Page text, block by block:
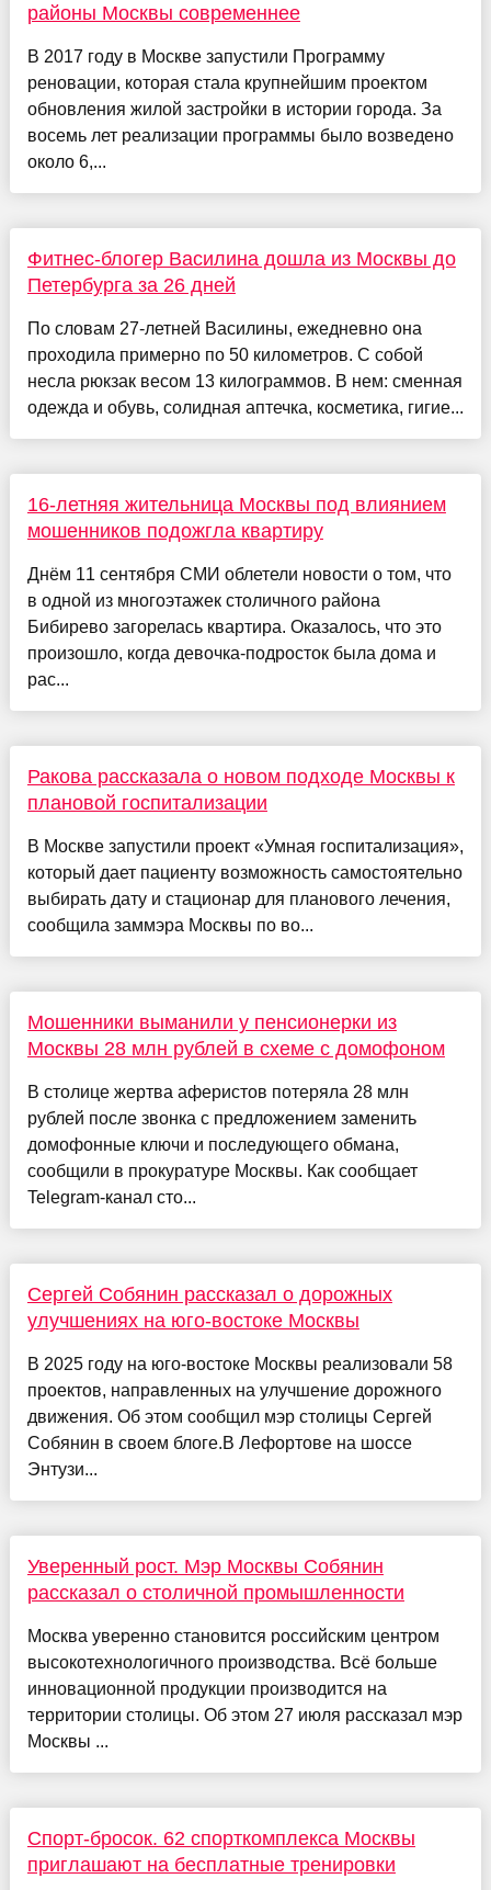
районы Москвы современнее
В 2017 году в Москве запустили Программу
реновации, которая стала крупнейшим проектом
обновления жилой застройки в истории города. За
восемь лет реализации программы было возведено
около 6,...
Фитнес-блогер Василина дошла из Москвы до
Петербурга за 26 дней
По словам 27-летней Василины, ежедневно она
проходила примерно по 50 километров. С собой
несла рюкзак весом 13 килограммов. В нем: сменная
одежда и обувь, солидная аптечка, косметика, гигие...
16-летняя жительница Москвы под влиянием
мошенников подожгла квартиру
Днём 11 сентября СМИ облетели новости о том, что
в одной из многоэтажек столичного района
Бибирево загорелась квартира. Оказалось, что это
произошло, когда девочка-подросток была дома и
рас...
Ракова рассказала о новом подходе Москвы к
плановой госпитализации
В Москве запустили проект «Умная госпитализация»,
который дает пациенту возможность самостоятельно
выбирать дату и стационар для планового лечения,
сообщила заммэра Москвы по во...
Мошенники выманили у пенсионерки из
Москвы 28 млн рублей в схеме с домофоном
В столице жертва аферистов потеряла 28 млн
рублей после звонка с предложением заменить
домофонные ключи и последующего обмана,
сообщили в прокуратуре Москвы. Как сообщает
Telegram-канал сто...
Сергей Собянин рассказал о дорожных
улучшениях на юго-востоке Москвы
В 2025 году на юго-востоке Москвы реализовали 58
проектов, направленных на улучшение дорожного
движения. Об этом сообщил мэр столицы Сергей
Собянин в своем блоге.В Лефортове на шоссе
Энтузи...
Уверенный рост. Мэр Москвы Собянин
рассказал о столичной промышленности
Москва уверенно становится российским центром
высокотехнологичного производства. Всё больше
инновационной продукции производится на
территории столицы. Об этом 27 июля рассказал мэр
Москвы ...
Спорт-бросок. 62 спорткомплекса Москвы
приглашают на бесплатные тренировки